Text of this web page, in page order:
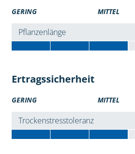
GERING MITTEL
Pflanzenlänge
Ertragssicherheit
GERING MITTEL
Trockenstresstoleranz